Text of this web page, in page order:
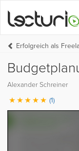
Alexander Schreiner
(1)